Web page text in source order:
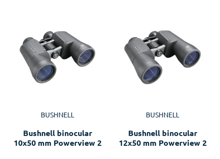
BUSHNELL
Bushnell binocular
10x50 mm Powerview 2
BUSHNELL
Bushnell binocular
12x50 mm Powerview 2